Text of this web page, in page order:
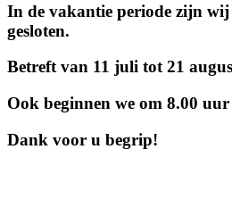
In de vakantie periode zijn wij
gesloten.
Betreft van 11 juli tot 21
Ook beginnen we om 8.00
Dank voor u begrip!